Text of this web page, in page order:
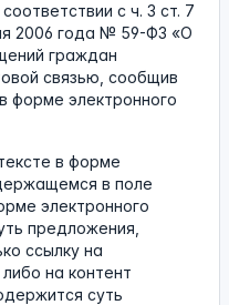
с ч. 3 ст. 7
2006 года № 59-ФЗ «О
граждан
связью, сообщив
форме электронного
в форме
в поле
электронного
предложения,
ссылку на
на контент
суть